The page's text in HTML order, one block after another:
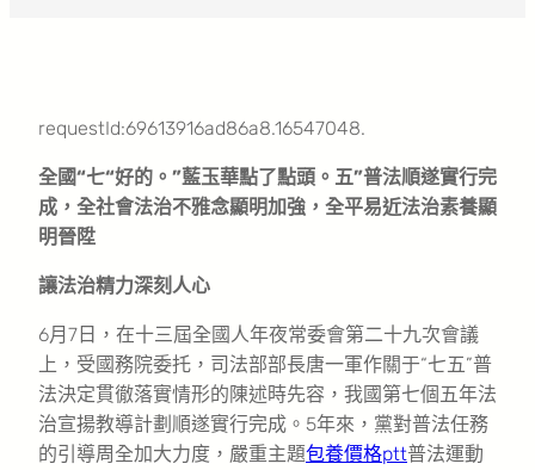
requestId:69613916ad86a8.16547048.
全國“七“好的。”藍玉華點了點頭。五”普法順遂實行完
成，全社會法治不雅念顯明加強，全平易近法治素養顯
明晉陞
讓法治精力深刻人心
6月7日，在十三屆全國人年夜常委會第二十九次會議
上，受國務院委托，司法部部長唐一軍作關于“七五”普
法決定貫徹落實情形的陳述時先容，我國第七個五年法
治宣揚教導計劃順遂實行完成。5年來，黨對普法任務
的引導周全加大力度，嚴重主題包養價格ptt普法運動